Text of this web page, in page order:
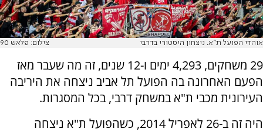
אוהדי הפועל ת"א. ניצחון היסטורי בדרבי צילום: פלאש 90
29 משחקים, 4,293 ימים ו-12 שנים, זה מה שעבר מאז
הפעם האחרונה בה הפועל תל אביב ניצחה את היריבה
העירונית מכבי ת"א במשחק דרבי, בכל המסגרות.
היה זה ב-26 לאפריל 2014, כשהפועל ת"א ניצחה